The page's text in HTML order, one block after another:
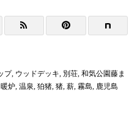
プ, ウッドデッキ 別荘 和気公園藤ま
暖炉 温泉 狛猪 猪 薪 霧島
鹿児島